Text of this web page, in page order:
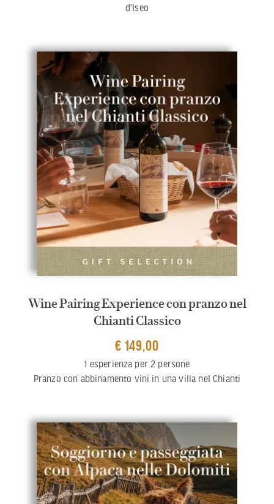
d'Iseo
Wine Pairing Experience con pranzo nel
Chianti Classico
€ 149,00
1 esperienza per 2 persone
Pranzo con abbinamento vini in una villa nel Chianti